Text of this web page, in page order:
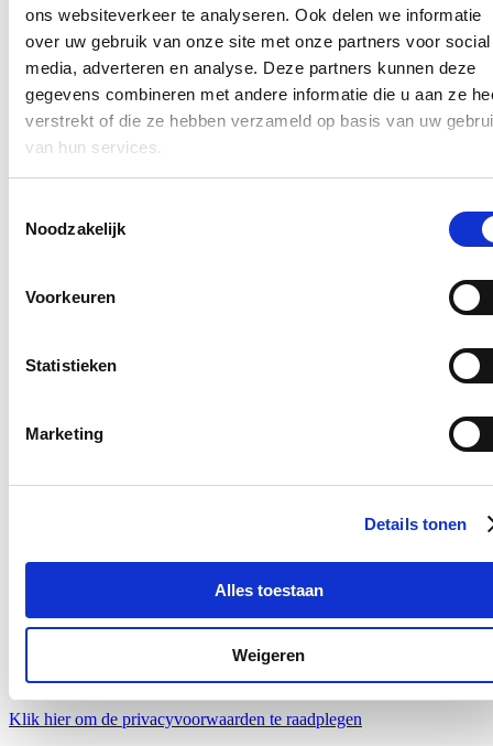
ons websiteverkeer te analyseren. Ook delen we informatie
over uw gebruik van onze site met onze partners voor social
media, adverteren en analyse. Deze partners kunnen deze
gegevens combineren met andere informatie die u aan ze
verstrekt of die ze hebben verzameld op basis van uw
van hun services.
Noodzakelijk
Voorkeuren
Statistieken
Marketing
Details tonen
Alles toestaan
Weigeren
Tabel: aantal leerlingen in het secundair onderwijs dat 30 of meer
halve dagen afwezig is ‘wegens persoonlijke redenen’
Blijf je graag op de hoogte?
Postcode
Ja, ik wens de nieuwsbrief van Loes Vandromme te ontvangen op
bovenstaand e-mailadres.
Klik hierom de privacyvoorwaarden te raadplegen